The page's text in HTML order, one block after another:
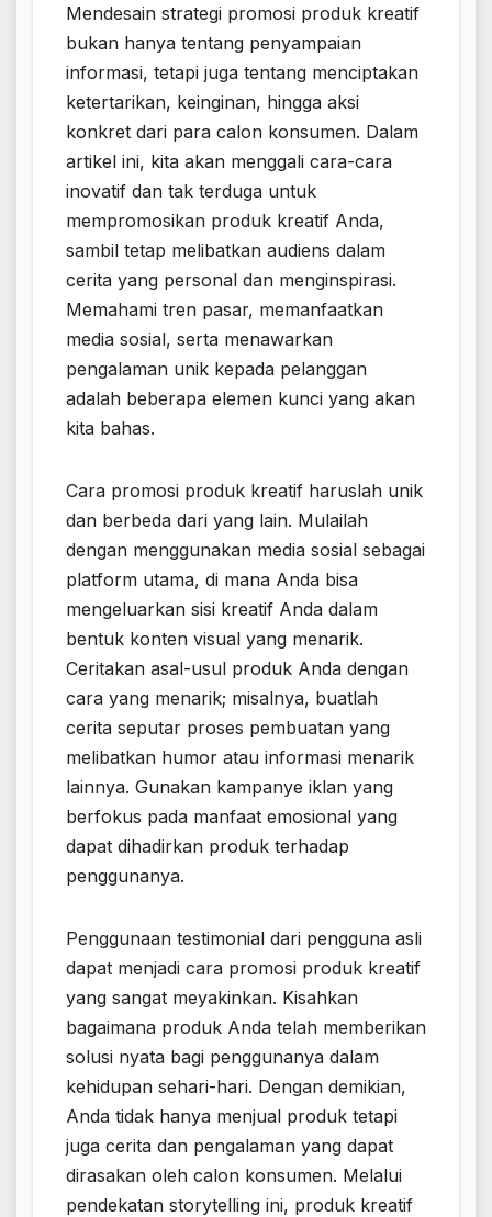
Mendesain strategi promosi produk kreatif
bukan hanya tentang penyampaian
informasi, tetapi juga tentang menciptakan
ketertarikan, keinginan, hingga aksi
konkret dari para calon konsumen. Dalam
artikel ini, kita akan menggali cara-cara
inovatif dan tak terduga untuk
mempromosikan produk kreatif Anda,
sambil tetap melibatkan audiens dalam
cerita yang personal dan menginspirasi.
Memahami tren pasar, memanfaatkan
media sosial, serta menawarkan
pengalaman unik kepada pelanggan
adalah beberapa elemen kunci yang akan
kita bahas.
Cara promosi produk kreatif haruslah unik
dan berbeda dari yang lain. Mulailah
dengan menggunakan media sosial sebagai
platform utama, di mana Anda bisa
mengeluarkan sisi kreatif Anda dalam
bentuk konten visual yang menarik.
Ceritakan asal-usul produk Anda dengan
cara yang menarik; misalnya, buatlah
cerita seputar proses pembuatan yang
melibatkan humor atau informasi menarik
lainnya. Gunakan kampanye iklan yang
berfokus pada manfaat emosional yang
dapat dihadirkan produk terhadap
penggunanya.
Penggunaan testimonial dari pengguna asli
dapat menjadi cara promosi produk kreatif
yang sangat meyakinkan. Kisahkan
bagaimana produk Anda telah memberikan
solusi nyata bagi penggunanya dalam
kehidupan sehari-hari. Dengan demikian,
Anda tidak hanya menjual produk tetapi
juga cerita dan pengalaman yang dapat
dirasakan oleh calon konsumen. Melalui
pendekatan storytelling ini, produk kreatif